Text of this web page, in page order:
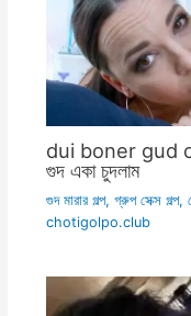
dui boner gud
গুদ একা চুদলাম
গুদ মারার গল্প, গ্রুপ সেক্স গল্প,
chotigolpo.club